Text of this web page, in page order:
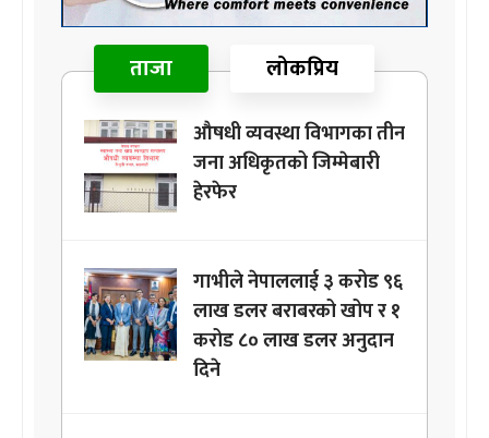
ताजा लोकप्रिय
औषधी व्यवस्था विभागका तीन
जना अधिकृतको जिम्मेबारी
हेरफेर
गाभीले नेपाललाई ३ करोड ९६
लाख डलर बराबरको खोप र १
करोड ८० लाख डलर अनुदान
दिने